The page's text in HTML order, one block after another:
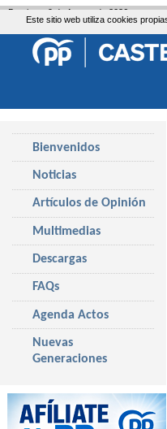
Este sitio web utiliza cookies
Bienvenidos
Noticias
Artículos de Opinión
Multimedias
Descargas
FAQs
Agenda Actos
Nuevas
Generaciones
Domingo, 9 de Agosto de 2026